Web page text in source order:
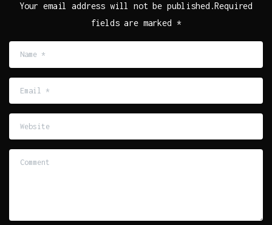
Your email address will not be published.Required
fields are marked *
*
Website